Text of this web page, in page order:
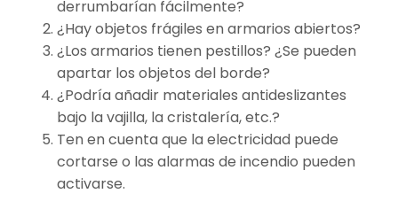
derrumbarían fácilmente?
¿Hay objetos frágiles en armarios abiertos?
¿Los armarios tienen pestillos? ¿Se pueden
apartar los objetos del borde?
¿Podría añadir materiales antideslizantes
bajo la vajilla, la cristalería, etc.?
Ten en cuenta que la electricidad puede
cortarse o las alarmas de incendio pueden
activarse.